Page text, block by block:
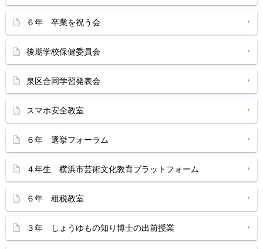
６年 卒業を祝う会
後期学校保健委員会
泉区合同学習発表会
スマホ安全教室
６年 選挙フォーラム
４年生 横浜市芸術文化教育プラットフォーム
６年 租税教室
３年 しょうゆもの知り博士の出前授業